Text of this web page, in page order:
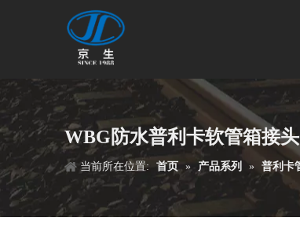
WBG防水普利卡软管箱接
当前所在位置: 首页 » 产品系列 » 普利卡